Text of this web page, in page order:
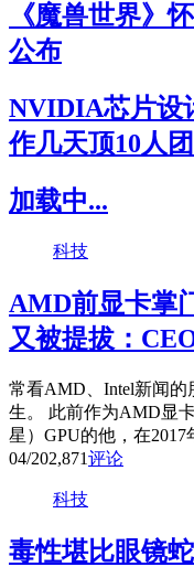
《魔兽世界》
公布
NVIDIA芯片设
作几天顶10人
加载中...
科技
AMD前显卡掌
又被提拔：
常看AMD、Intel新闻的
生。 此前作为AMD显
星）GPU的他，在
04/202,871评论
科技
毒性堪比眼镜